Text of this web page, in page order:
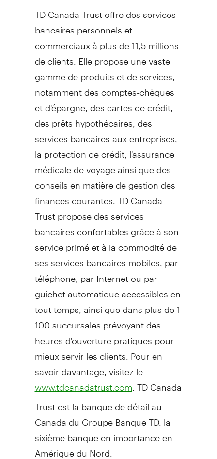
TD Canada Trust offre des services
bancaires personnels et
commerciaux à plus de 11,5 millions
de clients. Elle propose une vaste
gamme de produits et de services,
notamment des comptes-chèques
et d'épargne, des cartes de crédit,
des prêts hypothécaires, des
services bancaires aux entreprises,
la protection de crédit, l'assurance
médicale de voyage ainsi que des
conseils en matière de gestion des
finances courantes. TD Canada
Trust propose des services
bancaires confortables grâce à son
service primé et à la commodité de
ses services bancaires mobiles, par
téléphone, par Internet ou par
guichet automatique accessibles en
tout temps, ainsi que dans plus de 1
100 succursales prévoyant des
heures d'ouverture pratiques pour
mieux servir les clients. Pour en
savoir davantage, visitez le
www.tdcanadatrust.com . TD Canada
Trust est la banque de détail au
Canadadu Groupe Banque TD, la
sixième banque en importance en
Amérique du Nord.